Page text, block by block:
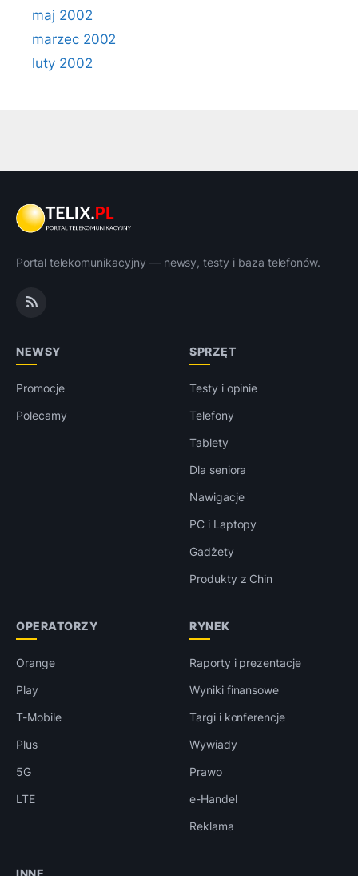
maj 2002
marzec 2002
luty 2002
Portal telekomunikacyjny — newsy, testy i baza telefonów.
NEWSY
Promocje
Polecamy
SPRZĘT
Testy i opinie
Telefony
Tablety
Dla seniora
Nawigacje
PC i Laptopy
Gadżety
Produkty z Chin
OPERATORZY
Orange
Play
T-Mobile
Plus
5G
LTE
RYNEK
Raporty i prezentacje
Wyniki finansowe
Targi i konferencje
Wywiady
Prawo
e-Handel
Reklama
INNE